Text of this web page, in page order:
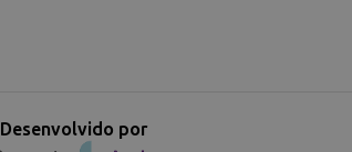
Desenvolvido por